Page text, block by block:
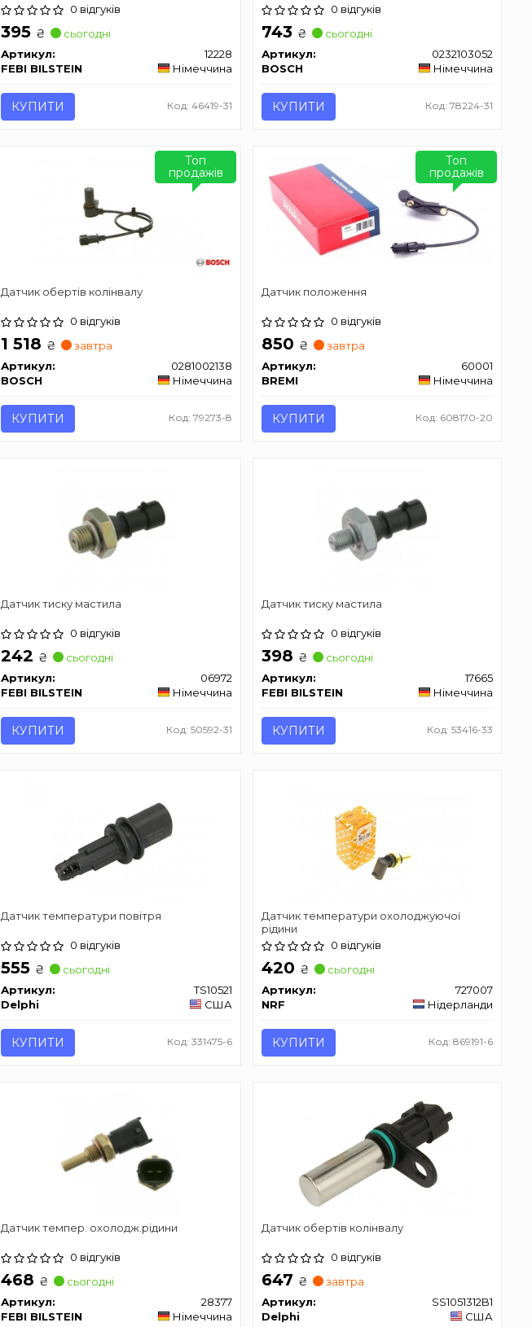
0 відгуків
395 ₴
сьогодні
Артикул:
12228
FEBI BILSTEIN
Німеччина
КУПИТИ Код: 46419-31
0 відгуків
743 ₴
сьогодні
Артикул:
0232103052
BOSCH
Німеччина
КУПИТИ Код: 78224-31
Датчик обертів колінвалу
0 відгуків
1 518 ₴
завтра
Артикул:
0281002138
BOSCH
Німеччина
КУПИТИ Код: 79273-8
Топ
продажів
Датчик положення
0 відгуків
850 ₴
завтра
Артикул:
60001
BREMI
Німеччина
КУПИТИ Код: 608170-20
Топ
продажів
Датчик тиску мастила
0 відгуків
242 ₴
сьогодні
Артикул:
06972
FEBI BILSTEIN
Німеччина
КУПИТИ Код: 50592-31
Датчик тиску мастила
0 відгуків
398 ₴
сьогодні
Артикул:
17665
FEBI BILSTEIN
Німеччина
КУПИТИ Код: 53416-33
Датчик температури повітря
0 відгуків
555 ₴
сьогодні
Артикул:
TS10521
Delphi
США
КУПИТИ Код: 331475-6
Датчик температури охолоджуючої
рідини
0 відгуків
420 ₴
сьогодні
Артикул:
727007
NRF
Нідерланди
КУПИТИ Код: 869191-6
Датчик темпер. охолодж.рідини
0 відгуків
468 ₴
сьогодні
Артикул:
28377
FEBI BILSTEIN
Німеччина
Датчик обертів колінвалу
0 відгуків
647 ₴
завтра
Артикул:
SS1051312B1
Delphi
США